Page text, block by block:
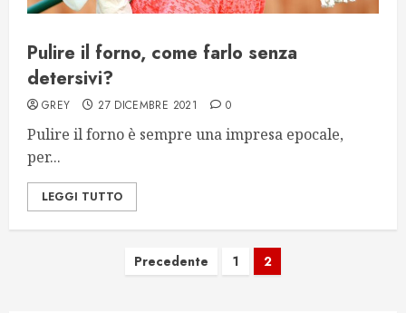
Pulire il forno, come farlo senza
detersivi?
GREY 27 DICEMBRE 2021 0
Pulire il forno è sempre una impresa epocale,
per...
LEGGI TUTTO
Paginazione
Precedente 1 2